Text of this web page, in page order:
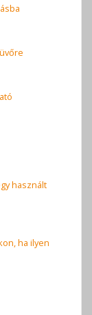
használt
ha ilyen